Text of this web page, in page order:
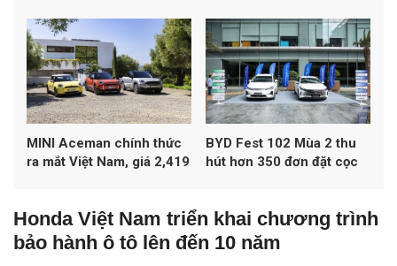
MINI Aceman chính thức
ra mắt Việt Nam, giá 2,419
BYD Fest 102 Mùa 2 thu
hút hơn 350 đơn đặt cọc
Honda Việt Nam triển khai chương trình
bảo hành ô tô lên đến 10 năm